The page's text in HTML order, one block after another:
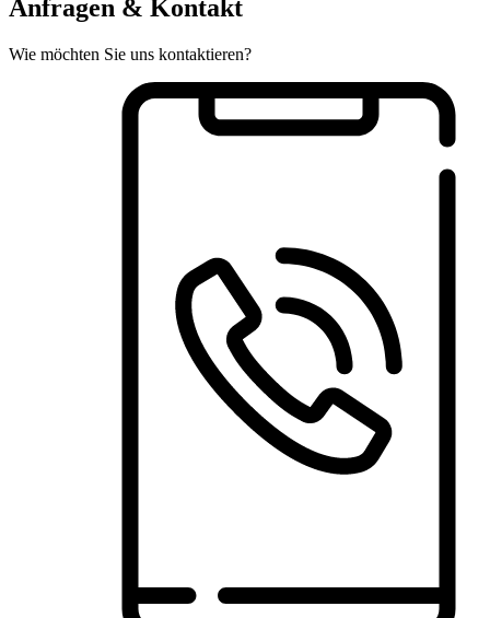
Anfragen & Kontakt
Wie möchten Sie uns kontaktieren?